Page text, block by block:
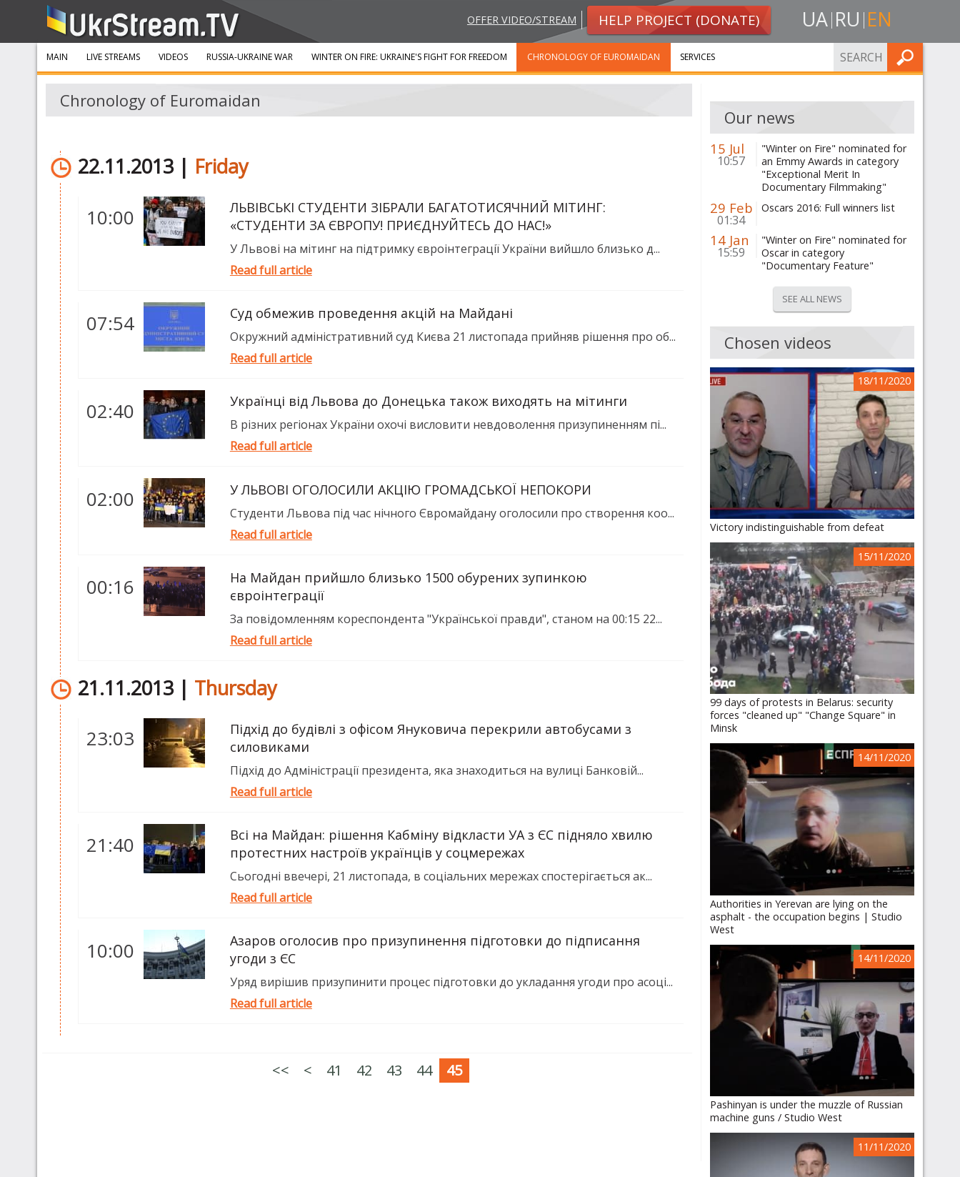
OFFER VIDEO/STREAM HELP PROJECT (DONATE) UA RU EN
MAIN LIVE STREAMS VIDEOS RUSSIA-UKRAINE WAR WINTER ON FIRE: UKRAINE'S FIGHT FOR FREEDOM CHRONOLOGY OF EUROMAIDAN SERVICES FIND
Chronology of Euromaidan
22.11.2013 | Friday
10:00
ЛЬВІВСЬКІ СТУДЕНТИ ЗІБРАЛИ БАГАТОТИСЯЧНИЙ МІТИНГ:
«СТУДЕНТИ ЗА ЄВРОПУ! ПРИЄДНУЙТЕСЬ ДО НАС!»
У Львові на мітинг на підтримку євроінтеграції України вийшло близько д...
Read full article
07:54 Суд обмежив проведення акцій на Майдані
Окружний адміністративний суд Києва 21 листопада прийняв рішення про об...
Read full article
02:40 Українці від Львова до Донецька також виходять на мітинги
В різних регіонах України охочі висловити невдоволення призупиненням пі...
Read full article
02:00 У ЛЬВОВІ ОГОЛОСИЛИ АКЦІЮ ГРОМАДСЬКОЇ НЕПОКОРИ
Студенти Львова під час нічного Євромайдану оголосили про створення коо...
Read full article
00:16
На Майдан прийшло близько 1500 обурених зупинкою
євроінтеграції
За повідомленням кореспондента "Української правди", станом на 00:15 22...
Read full article
21.11.2013 | Thursday
23:03
Підхід до будівлі з офісом Януковича перекрили автобусами з
силовиками
Підхід до Адміністрації президента, яка знаходиться на вулиці Банковій...
Read full article
21:40
Всі на Майдан: рішення Кабміну відкласти УА з ЄС підняло хвилю
протестних настроїв українців у соцмережах
Сьогодні ввечері, 21 листопада, в соціальних мережах спостерігається ак...
Read full article
10:00
Азаров оголосив про призупинення підготовки до підписання
угоди з ЄС
Уряд вирішив призупинити процес підготовки до укладання угоди про асоці...
Read full article
<< < 41 42 43 44 45
Our news
15 Jul
10:57
"Winter on Fire" nominated for
an Emmy Awards in category
"Exceptional Merit In
Documentary Filmmaking"
29 Feb
01:34
Oscars 2016: Full winners list
14 Jan
15:59
"Winter on Fire" nominated for
Oscar in category
"Documentary Feature"
SEE ALL NEWS
Chosen videos
18/11/2020
Victory indistinguishable from defeat
15/11/2020
99 days of protests in Belarus: security
forces "cleaned up" "Change Square" in
Minsk
14/11/2020
Authorities in Yerevan are lying on the
asphalt - the occupation begins | Studio
West
14/11/2020
Pashinyan is under the muzzle of Russian
machine guns / Studio West
11/11/2020